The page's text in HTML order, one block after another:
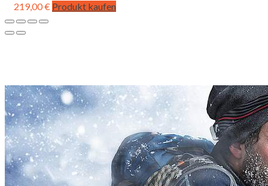
219,00€ Produkt kaufen